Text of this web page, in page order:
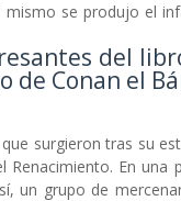
se produjo el
del
de Conan el
surgieron tras su
En una
un grupo de